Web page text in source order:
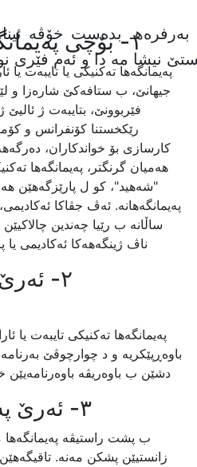
و بەرفرەهـ بدەست خۆڤە
نیشا مە دا و ئەم فێری
١- بۆچی پەیمانگەها تەکنیکی یا تایبەت یا ئارارات هەلبژێرین؟
پەیمانگەها تەکنیکی یا تایبەت
جیهانێ، ب ستافەکێ شارەزا و
فێربوونێ، بتایبەت ژ
رێکخستنا کۆنفرانس و
کارسازی بۆ خواندکاران،
هەمیان گرنگتر، پەیمانگەها
"شەهید"، کو ل پارێزگەهێن
پەیمانگەهانە. ئەڤ جڤاکا
ساڵانە ب رێیا چەندین
ناڤ ژینگەهەکا ئەکادیمی
٢-
پەیمانگەها تەکنیکی تایبەت یا
باوەڕپێکریە و د چوارچوڤێ بەرنامە
دشێن ب باوەریڤە باوەرنامەیێن
٣- ئەرێ پەیمانگەهێ تاقیگەهێن پێدڤی بۆ پشکان هەنە؟
ب پشت راستیڤە پەیمانگەها
زانستیێن پشکن مەنە.